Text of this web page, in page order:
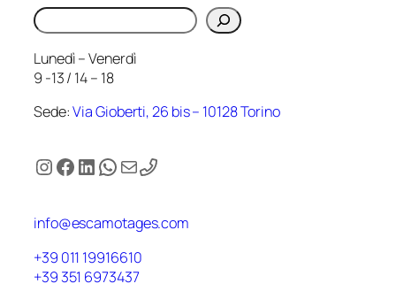
Cerca
Lunedì – Venerdì
9 -13 / 14 – 18
Sede:Via Gioberti, 26 bis – 10128 Torino
Instagram
Facebook
LinkedIn
WhatsApp
Email
info@escamotages.com
+39 011 19916610
+39 351 6973437